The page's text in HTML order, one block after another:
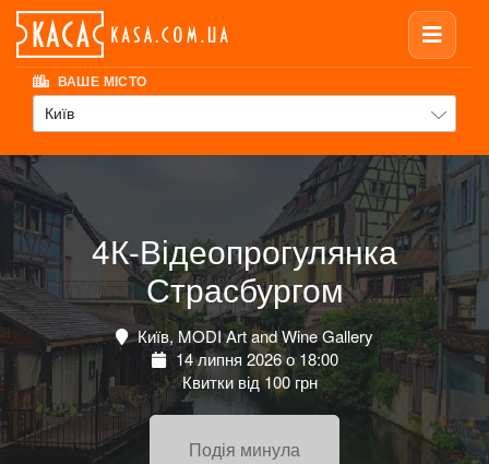
ВАШЕ МІСТО
Київ
4К-Відеопрогулянка
Страсбургом
Київ, MODI Art and Wine Gallery
14 липня 2026 о 18:00
Квитки від 100 грн
Подія минула